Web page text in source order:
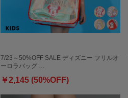
7/23～50%OFF SALE ディズニー フリルオ
ーロラバッグ …
￥2,145 (50%OFF)